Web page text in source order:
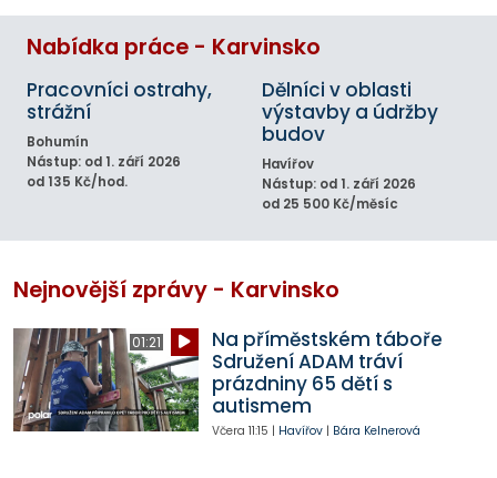
Nabídka práce - Karvinsko
Pracovníci ostrahy,
strážní
Bohumín
Nástup: od 1. září 2026
od 135 Kč/hod.
Dělníci v oblasti
výstavby a údržby
budov
Havířov
Nástup: od 1. září 2026
od 25 500 Kč/měsíc
Nejnovější zprávy - Karvinsko
01:21
Na příměstském táboře
Sdružení ADAM tráví
prázdniny 65 dětí s
autismem
Včera 11:15 | Havířov| Bára Kelnerová